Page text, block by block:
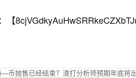
【
—币抛售已经结束？渣打分析师预期年底将